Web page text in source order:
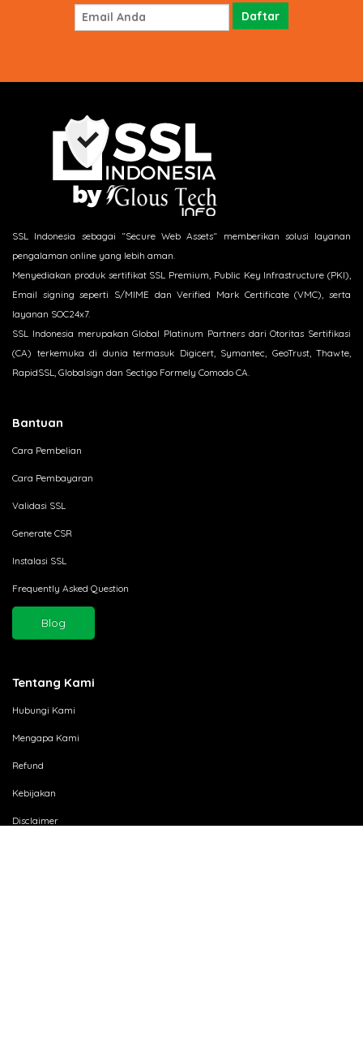
SSL Indonesia sebagai “Secure Web Assets“ memberikan solusi layanan
pengalaman online yang lebih aman.
Menyediakan produk sertifikat SSL Premium, Public Key Infrastructure (PKI),
Email signing seperti S/MIME dan Verified Mark Certificate (VMC), serta
layanan SOC24x7.
SSL Indonesia merupakan Global Platinum Partners dari Otoritas Sertifikasi
(CA) terkemuka di dunia termasuk Digicert, Symantec, GeoTrust, Thawte,
RapidSSL, Globalsign dan Sectigo Formely Comodo CA.
Bantuan
Cara Pembelian
Cara Pembayaran
Validasi SSL
Generate CSR
Instalasi SSL
Frequently Asked Question
Blog
Tentang Kami
Hubungi Kami
Mengapa Kami
Refund
Kebijakan
Disclaimer